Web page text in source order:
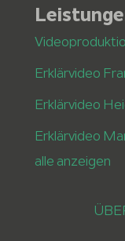
Erklärvideo
Erklärvideo
Erklärvideo
alle anzeigen